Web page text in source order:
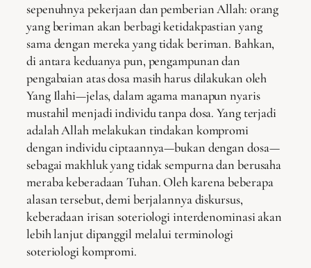
sepenuhnya pekerjaan dan pemberian Allah: orang
yang beriman akan berbagi ketidakpastian yang
sama dengan mereka yang tidak beriman. Bahkan,
di antara keduanya pun, pengampunan dan
pengabaian atas dosa masih harus dilakukan oleh
Yang Ilahi—jelas, dalam agama manapun nyaris
mustahil menjadi individu tanpa dosa. Yang terjadi
adalah Allah melakukan tindakan kompromi
dengan individu ciptaannya—bukan dengan dosa—
sebagai makhluk yang tidak sempurna dan berusaha
meraba keberadaan Tuhan. Oleh karena beberapa
alasan tersebut, demi berjalannya diskursus,
keberadaan irisan soteriologi interdenominasi akan
lebih lanjut dipanggil melalui terminologi
soteriologi kompromi.